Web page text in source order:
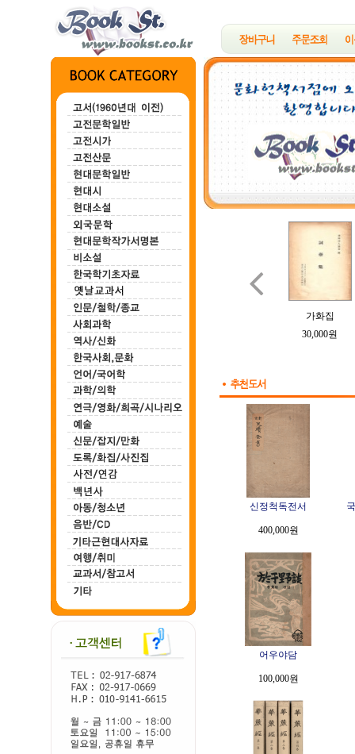
한하운시초
200,000원
정지용시집
700,000원
가화집
30,000원

신정척독전서
400,000원
어우야담
100,000원